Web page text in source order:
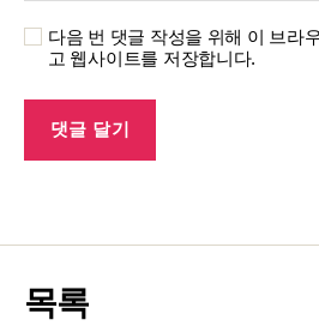
다음 번 댓글 작성을 위해 이 브라
고 웹사이트를 저장합니다.
목록